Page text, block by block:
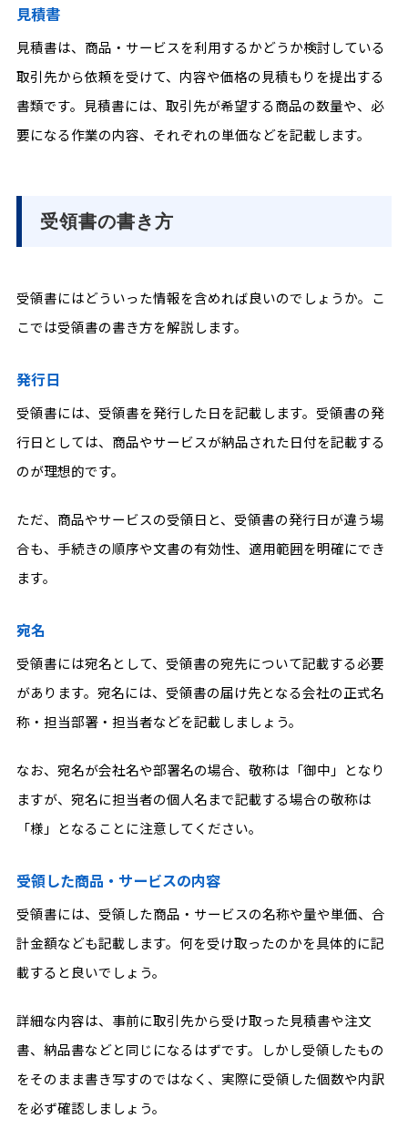
見積書
見積書は、商品・サービスを利用するかどうか検討している
取引先から依頼を受けて、内容や価格の見積もりを提出する
書類です。見積書には、取引先が希望する商品の数量や、必
要になる作業の内容、それぞれの単価などを記載します。
受領書の書き方
受領書にはどういった情報を含めれば良いのでしょうか。こ
こでは受領書の書き方を解説します。
発行日
受領書には、受領書を発行した日を記載します。受領書の発
行日としては、商品やサービスが納品された日付を記載する
のが理想的です。
ただ、商品やサービスの受領日と、受領書の発行日が違う場
合も、手続きの順序や文書の有効性、適用範囲を明確にでき
ます。
宛名
受領書には宛名として、受領書の宛先について記載する必要
があります。宛名には、受領書の届け先となる会社の正式名
称・担当部署・担当者などを記載しましょう。
なお、宛名が会社名や部署名の場合、敬称は「御中」となり
ますが、宛名に担当者の個人名まで記載する場合の敬称は
「様」となることに注意してください。
受領した商品・サービスの内容
受領書には、受領した商品・サービスの名称や量や単価、合
計金額なども記載します。何を受け取ったのかを具体的に記
載すると良いでしょう。
詳細な内容は、事前に取引先から受け取った見積書や注文
書、納品書などと同じになるはずです。しかし受領したもの
をそのまま書き写すのではなく、実際に受領した個数や内訳
を必ず確認しましょう。